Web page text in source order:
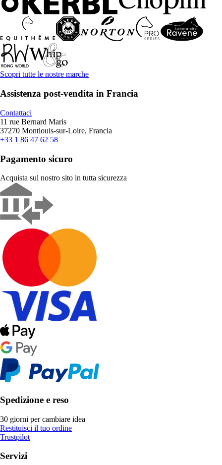
Scopri tutte le nostre marche
Assistenza post-vendita in Francia
Contattaci
11 rue Bernard Maris
37270 Montlouis-sur-Loire, Francia
+33 1 86 47 62 58
Pagamento sicuro
Acquista sul nostro sito in tutta sicurezza
Spedizione e reso
30 giorni per cambiare idea
Restituisci il tuo ordine
Trustpilot
Servizi